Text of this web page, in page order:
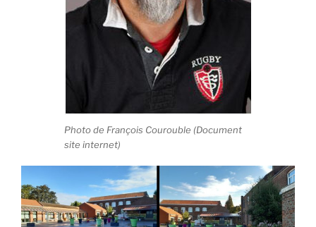
Photo de François Courouble (Document
site internet)